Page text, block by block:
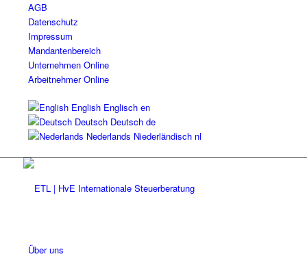
AGB
Datenschutz
Impressum
Mandantenbereich
Unternehmen Online
Arbeitnehmer Online
English Englisch en
Deutsch Deutsch de
Nederlands Niederländisch nl
Über uns